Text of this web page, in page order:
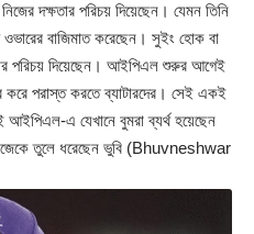
দক্ষতার পরিচয় দিয়েছেন। যেমন তিনি
বাজিমাত করেছেন। সুইং হোক বা
পরিচয় দিয়েছেন। আইপিএল শুরুর আগেই
করে পরাস্ত করতে ব্যাটারদের। সেই একই
এ যেখানে বুমরা ব্যর্থ হয়েছেন
নিজেকে তুলে ধরেছেন ভুবি (Bhuvneshwar